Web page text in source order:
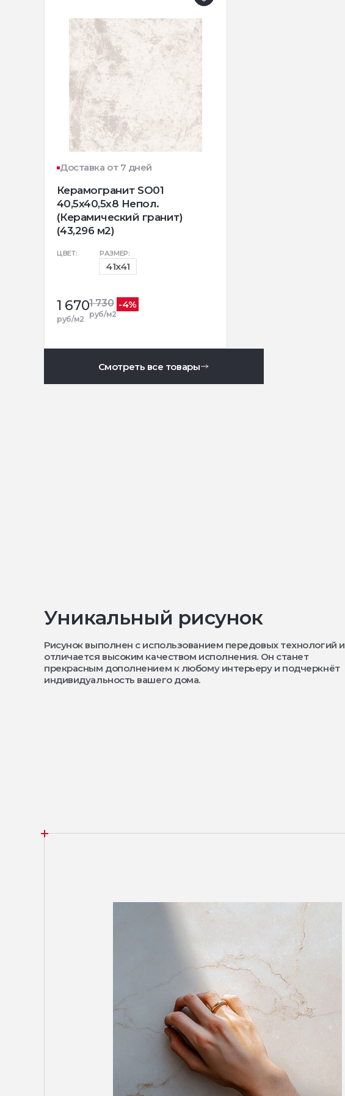
Доставка от 7 дней
Керамогранит SO01
40,5x40,5х8 Непол.
(Керамический гранит)
(43,296 м2)
ЦВЕТ: РАЗМЕР:
41x41
1 670
руб/м2
1 730
руб/м2
-4%
Смотреть все товары
Уникальный рисунок
Рисунок выполнен с использованием передовых технологий и
отличается высоким качеством исполнения. Он станет
прекрасным дополнением к любому интерьеру и подчеркнёт
индивидуальность вашего дома.